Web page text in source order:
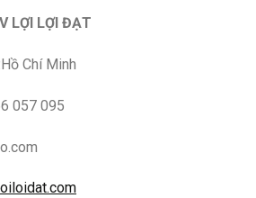
LỢI LỢI ĐẠT
Chí Minh
057 095